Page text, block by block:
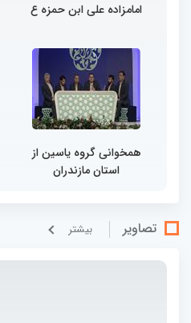
امامزاده علی ابن حمزه ع
همخوانی گروه یاسین از
استان مازندران
تصاویر بيشتر